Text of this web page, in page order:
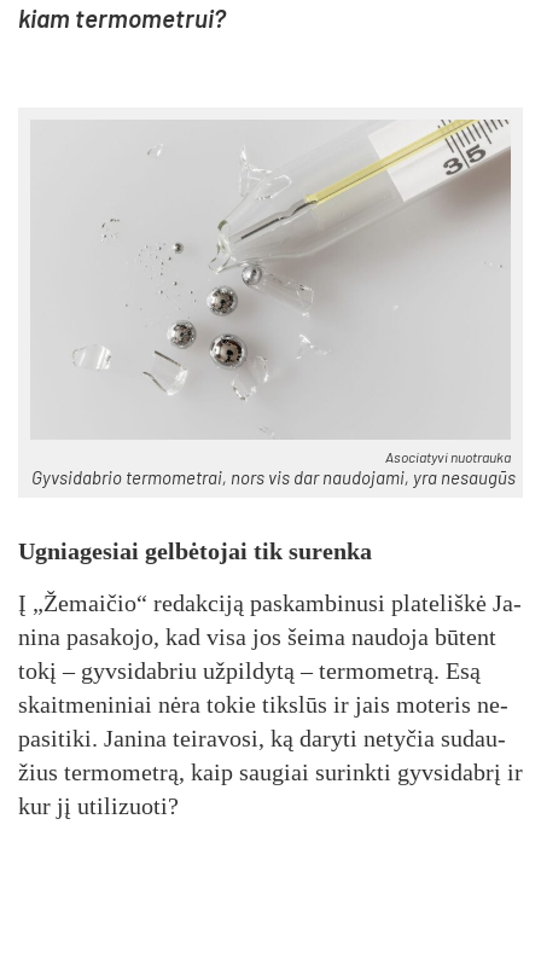
kiam ter­mo­met­rui?
Aso­cia­ty­vi nuo­trau­ka
Gyv­si­dab­rio ter­mo­met­rai, nors vis dar nau­do­ja­mi, yra ne­sau­gūs
Ug­nia­ge­siai gel­bė­to­jai tik su­ren­ka
Į „Že­mai­čio“ re­dak­ci­ją pa­skam­bi­nu­si pla­te­liš­kė Ja­
ni­na pa­sa­ko­jo, kad vi­sa jos šei­ma nau­do­ja bū­tent
to­kį – gyv­si­dab­riu už­pil­dy­tą – ter­mo­met­rą. Esą
skait­me­ni­niai nė­ra to­kie tiks­lūs ir jais mo­te­ris ne­
pa­si­ti­ki. Ja­ni­na tei­ra­vo­si, ką da­ry­ti ne­ty­čia su­dau­
žius ter­mo­met­rą, kaip sau­giai su­rink­ti gyv­si­dab­rį ir
kur jį uti­li­zuo­ti?